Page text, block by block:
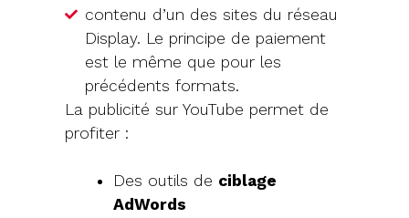
contenu d’un des sites du réseau
Display. Le principe de paiement
est le même que pour les
précédents formats.
La publicité sur YouTube permet de
profiter :
Des outils de ciblage
AdWords